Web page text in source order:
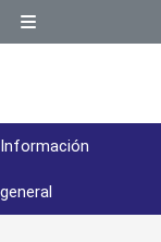
Información
general